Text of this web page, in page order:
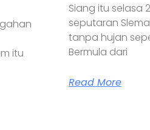
itu
Siang itu selasa
seputaran
tanpa hujan
Bermula dari
Read More